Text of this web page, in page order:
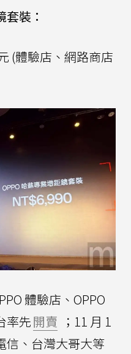
裝：
(體驗店、網路商店
體驗店、OPPO
率先開賣 ；11 月 1
信、台灣大哥大等